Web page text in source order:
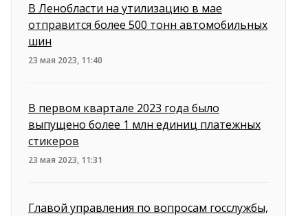
В Ленобласти на утилизацию в мае
отправится более 500 тонн автомобильных
шин
23 мая 2023, 11:40
В первом квартале 2023 года было
выпущено более 1 млн единиц платежных
стикеров
23 мая 2023, 11:31
Главой управления по вопросам госслужбы,